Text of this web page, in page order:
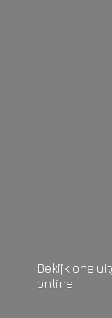
Bekijk ons
online!